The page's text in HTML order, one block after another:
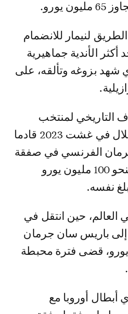
يورو.
لنيمار للانضمام
الأندية جماهيرية
شهد بزوغه وتألقه، على
التاريخي لمنتخب
البرازيل، لنادي الهلال في غشت 2023 قادما
الفرنسي في صفقة
لموسمين قُدّرت بنحو 100 مليون يورو
نفسه.
حين انتقل في
إلى باريس سان جرمان
مليون يورو، قضى فترة محبطة
أبطال أوروبا مع